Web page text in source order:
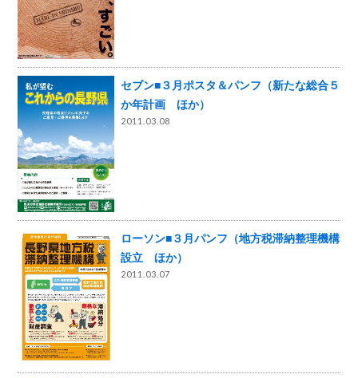
セブン■３月ポスタ＆パンフ（新たな総合５
か年計画 ほか）
2011.03.08
ローソン■３月パンフ（地方税滞納整理機構
設立 ほか）
2011.03.07